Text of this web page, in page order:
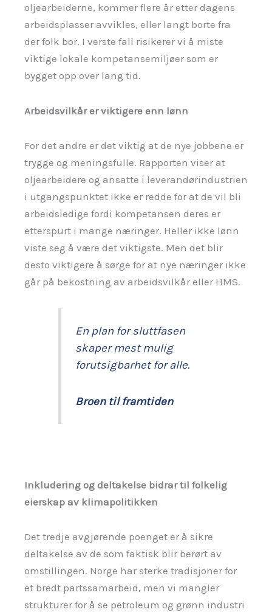
oljearbeiderne, kommer flere år etter dagens
arbeidsplasser avvikles, eller langt borte fra
der folk bor. I verste fall risikerer vi å miste
viktige lokale kompetansemiljøer som er
bygget opp over lang tid.
Arbeidsvilkår er viktigere enn lønn
For det andre er det viktig at de nye jobbene er
trygge og meningsfulle. Rapporten viser at
oljearbeidere og ansatte i leverandørindustrien
i utgangspunktet ikke er redde for at de vil bli
arbeidsledige fordi kompetansen deres er
etterspurt i mange næringer. Heller ikke lønn
viste seg å være det viktigste. Men det blir
desto viktigere å sørge for at nye næringer ikke
går på bekostning av arbeidsvilkår eller HMS.
En plan for sluttfasen
skaper mest mulig
forutsigbarhet for alle.
Broen til framtiden
Inkludering og deltakelse bidrar til folkelig
eierskap av klimapolitikken
Det tredje avgjørende poenget er å sikre
deltakelse av de som faktisk blir berørt av
omstillingen. Norge har sterke tradisjoner for
et bredt partssamarbeid, men vi mangler
strukturer for å se petroleum og grønn industri